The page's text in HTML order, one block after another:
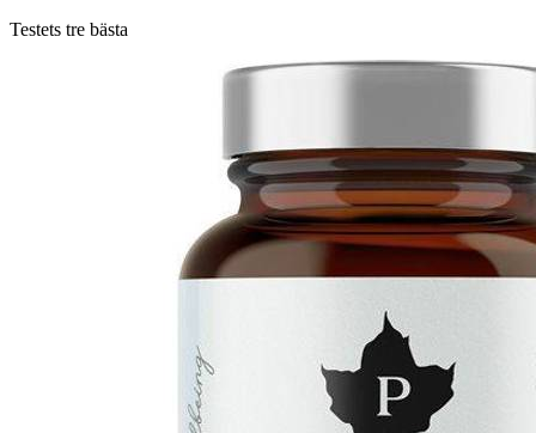
Testets tre bästa